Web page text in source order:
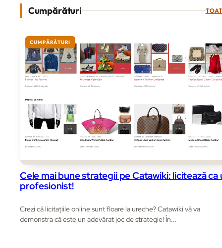
Cumpărături
CUMPĂRĂTURI
Cele mai bune strategii pe Catawiki: licitează ca
profesionist!
Crezi că licitațiile online sunt floare la ureche? Catawiki vă va
demonstra că este un adevărat joc de strategie! În...